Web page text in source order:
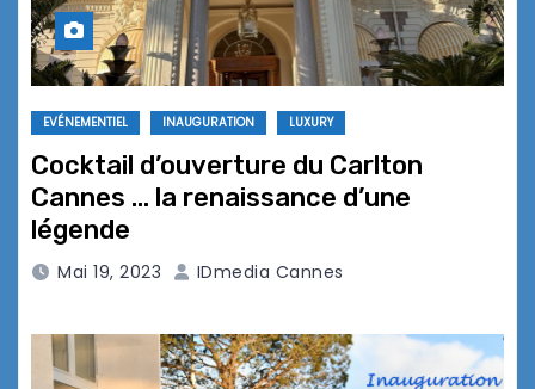
EVÉNEMENTIEL INAUGURATION LUXURY
Cocktail d’ouverture du Carlton
Cannes … la renaissance d’une
légende
Mai 19, 2023 IDmedia Cannes